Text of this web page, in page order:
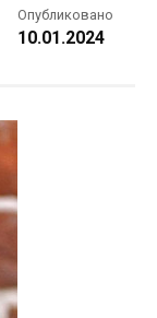
Опубликовано
10.01.2024